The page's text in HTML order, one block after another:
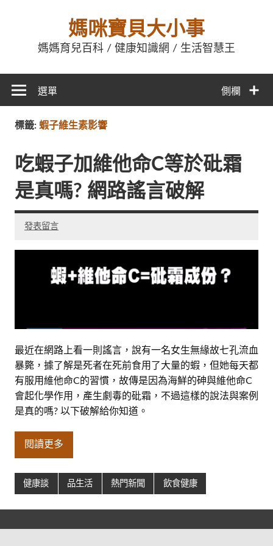
媽咪寶貝大小事
媽媽育兒百科 / 健康知識網 / 生活智慧王
側欄
選單
標籤: 蝦子維生素影響
吃蝦子加維他命C等於砒霜
是真嗎? 網路謠言破解
發表留言
最近在網路上看一則謠言，說有一名女生無緣故七孔流血
暴斃，據了解是死者在死前食用了大量的蝦，但她每天都
有服用維他命C的習慣，故傳是因為海鮮的砷與維他命C
會起化學作用，產生劇毒的砒霜，不過這樣的說法與案例
是真的嗎? 以下破解給你知道。
閱讀更多
健康談 品生活 熱門新聞 飲食健康